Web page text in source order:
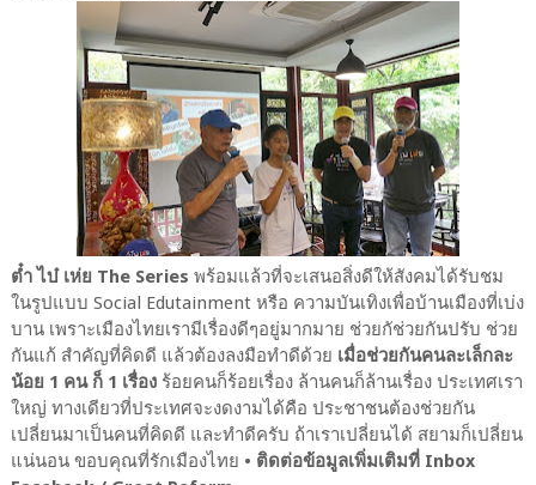
ต๋ำ ไบ๋ เห่ย The Series พร้อมแล้วที่จะเสนอสิ่งดีให้สังคมได้รับชม
ในรูปแบบ Social Edutainment หรือ ความบันเทิงเพื่อบ้านเมืองที่เบ่ง
บาน เพราะเมืองไทยเรามีเรื่องดีๆอยู่มากมาย ช่วยกัช่วยกันปรับ ช่วย
กันแก้ สำคัญที่คิดดี แล้วต้องลงมือทำดีด้วย เมื่อช่วยกันคนละเล็กละ
น้อย 1 คน ก็ 1 เรื่อง ร้อยคนก็ร้อยเรื่อง ล้านคนก็ล้านเรื่อง ประเทศเรา
ใหญ่ ทางเดียวที่ประเทศจะงดงามได้คือ ประชาชนต้องช่วยกัน
เปลี่ยนมาเป็นคนที่คิดดี และทำดีครับ ถ้าเราเปลี่ยนได้ สยามก็เปลี่ยน
แน่นอน ขอบคุณที่รักเมืองไทย • ติดต่อข้อมูลเพิ่มเติมที่ Inbox